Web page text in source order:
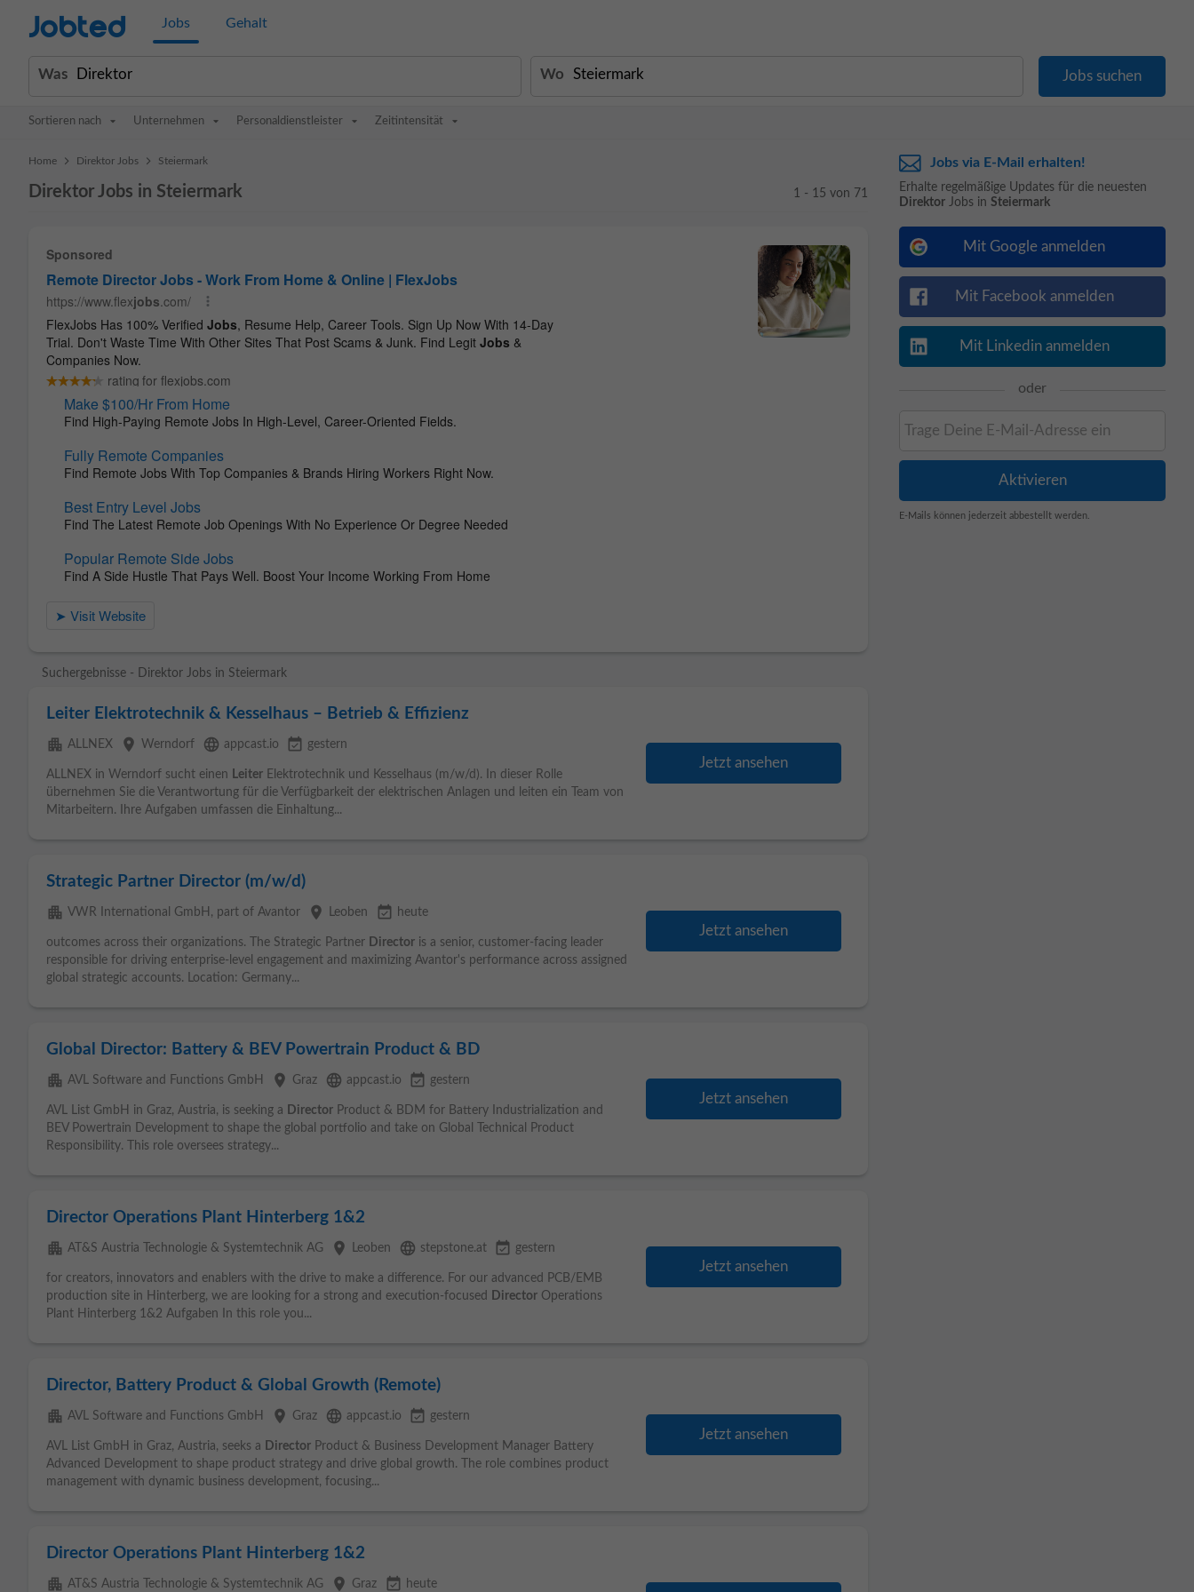
Jobted Jobs Gehalt
Was Wo
Sortieren nach Unternehmen Personaldienstleister Zeitintensität
Home > Direktor Jobs > Steiermark
Direktor Jobs in Steiermark 1 - 15 von 71
Suchergebnisse - Direktor Jobs in Steiermark
Leiter Elektrotechnik & Kesselhaus – Betrieb & Effizienz
apartment ALLNEX place Werndorf language appcast.io event_available gestern
ALLNEX in Werndorf sucht einen Leiter Elektrotechnik und Kesselhaus (m/w/d). In dieser Rolle
übernehmen Sie die Verantwortung für die Verfügbarkeit der elektrischen Anlagen und leiten ein Team von
Mitarbeitern. Ihre Aufgaben umfassen die Einhaltung...
Jetzt ansehen
Strategic Partner Director (m/w/d)
apartment VWR International GmbH, part of Avantor place Leoben event_available heute
outcomes across their organizations. The Strategic Partner Director is a senior, customer-facing leader
responsible for driving enterprise-level engagement and maximizing Avantor's performance across assigned
global strategic accounts. Location: Germany...
Jetzt ansehen
Global Director: Battery & BEV Powertrain Product & BD
apartment AVL Software and Functions GmbH place Graz language appcast.io event_available gestern
AVL List GmbH in Graz, Austria, is seeking a Director Product & BDM for Battery Industrialization and
BEV Powertrain Development to shape the global portfolio and take on Global Technical Product
Responsibility. This role oversees strategy...
Jetzt ansehen
Director Operations Plant Hinterberg 1&2
apartment AT&S Austria Technologie & Systemtechnik AG place Leoben language stepstone.at event_available gestern
for creators, innovators and enablers with the drive to make a difference. For our advanced PCB/EMB
production site in Hinterberg, we are looking for a strong and execution-focused
Director Operations
Plant Hinterberg 1&2 Aufgaben In this role you...
Jetzt ansehen
Director, Battery Product & Global Growth (Remote)
apartment AVL Software and Functions GmbH place Graz language appcast.io event_available gestern
AVL List GmbH in Graz, Austria, seeks a Director Product & Business Development Manager Battery
Advanced Development to shape product strategy and drive global growth. The role combines product
management with dynamic business development, focusing...
Jetzt ansehen
Director Operations Plant Hinterberg 1&2
apartment AT&S Austria Technologie & Systemtechnik AG place Graz event_available heute
Jobs via E-Mail erhalten!
Erhalte regelmäßige Updates für die neuesten
Direktor Jobs in Steiermark
Mit Google anmelden
Mit Facebook anmelden
Mit Linkedin anmelden
oder
E-Mails können jederzeit abbestellt werden.